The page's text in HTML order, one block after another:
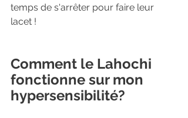
temps de s'arrêter pour faire leur
lacet !
Comment le Lahochi
fonctionne sur mon
hypersensibilité?